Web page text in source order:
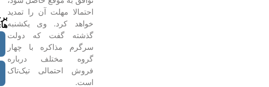
احتمالا مهلت آن را تمدید
خواهد کرد. وی یکشنبه
گذشته گفت که دولت
سرگرم مذاکره با چهار
گروه مختلف درباره
فروش احتمالی تیک‌تاک
است.